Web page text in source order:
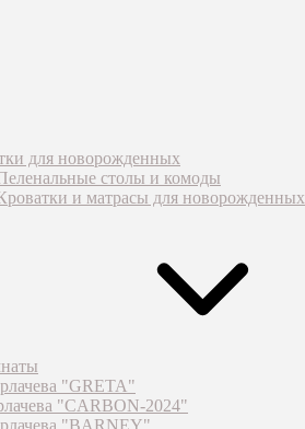
для новорожденных
столы и комоды
и матрасы для новорожденных
"GRETA"
"CARBON-2024"
"BARNEY"